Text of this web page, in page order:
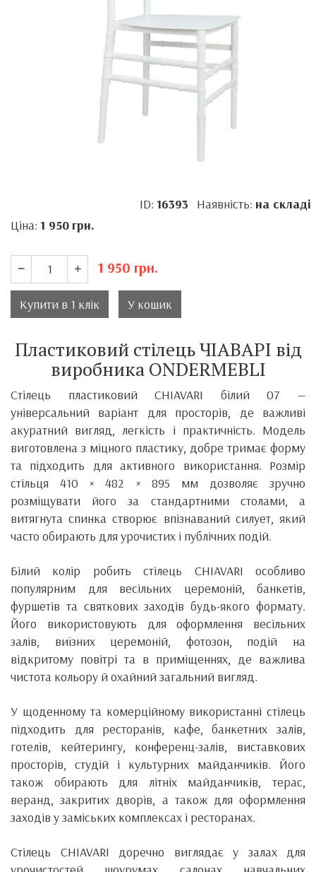
ID: 16393 Наявність: на складі
Ціна: 1 950 грн.
1 950 грн.
Купити в 1 клік У кошик
Пластиковий стілець ЧІАВАРІ від
виробника ONDERMEBLI
Стілець пластиковий CHIAVARI білий 07 —
універсальний варіант для просторів, де важливі
акуратний вигляд, легкість і практичність. Модель
виготовлена з міцного пластику, добре тримає форму
та підходить для активного використання. Розмір
стільця 410 × 482 × 895 мм дозволяє зручно
розміщувати його за стандартними столами, а
витягнута спинка створює впізнаваний силует, який
часто обирають для урочистих і публічних подій.
Білий колір робить стілець CHIAVARI особливо
популярним для весільних церемоній, банкетів,
фуршетів та святкових заходів будь-якого формату.
Його використовують для оформлення весільних
залів, виїзних церемоній, фотозон, подій на
відкритому повітрі та в приміщеннях, де важлива
чистота кольору й охайний загальний вигляд.
У щоденному та комерційному використанні стілець
підходить для ресторанів, кафе, банкетних залів,
готелів, кейтерингу, конференц-залів, виставкових
просторів, студій і культурних майданчиків. Його
також обирають для літніх майданчиків, терас,
веранд, закритих дворів, а також для оформлення
заходів у заміських комплексах і ресторанах.
Стілець CHIAVARI доречно виглядає у залах для